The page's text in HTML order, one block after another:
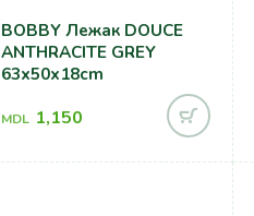
BOBBY Лежак DOUCE
ANTHRACITE GREY
63x50x18cm
MDL 1,150